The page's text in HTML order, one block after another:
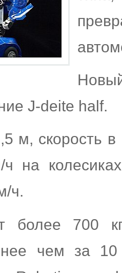
J-deite half.
м, скорость
на
ч.
более 700
чем за 10